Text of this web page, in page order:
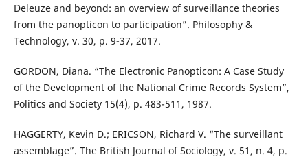
Deleuze and beyond: an overview of surveillance theories
from the panopticon to participation”. Philosophy &
Technology, v. 30, p. 9-37, 2017.
GORDON, Diana. “The Electronic Panopticon: A Case Study
of the Development of the National Crime Records System”,
Politics and Society 15(4), p. 483-511, 1987.
HAGGERTY, Kevin D.; ERICSON, Richard V. “The surveillant
assemblage”. The British Journal of Sociology, v. 51, n. 4, p.